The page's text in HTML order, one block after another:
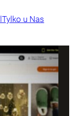
Tylko u Nas